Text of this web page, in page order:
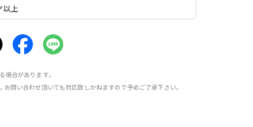
以上
場合があります。
問い合わせ頂いても対応致しかねますので予めご了承下さい。